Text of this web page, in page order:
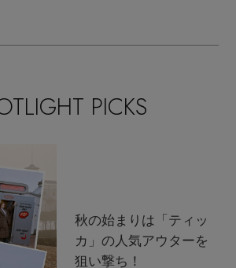
PICKS
秋の始まりは「ティッ
カ」の人気アウターを
狙い撃ち！